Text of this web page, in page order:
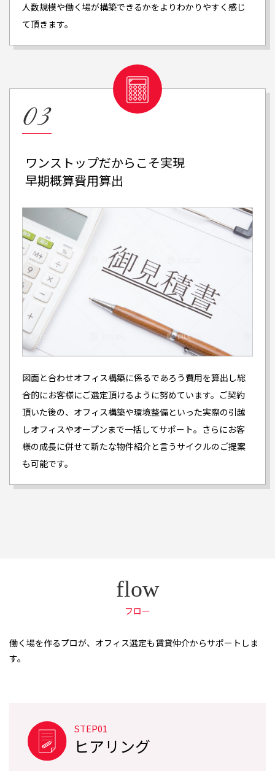
人数規模や働く場が構築できるかをよりわかりやすく感じ
て頂きます。
ワンストップだからこそ実現
早期概算費用算出
図面と合わせオフィス構築に係るであろう費用を算出し総
合的にお客様にご選定頂けるように努めています。ご契約
頂いた後の、オフィス構築や環境整備といった実際の引越
しオフィスやオープンまで一括してサポート。さらにお客
様の成長に併せて新たな物件紹介と言うサイクルのご提案
も可能です。
フロー
働く場を作るプロが、オフィス選定も賃貸仲介からサポートしま
す。
STEP01
ヒアリング